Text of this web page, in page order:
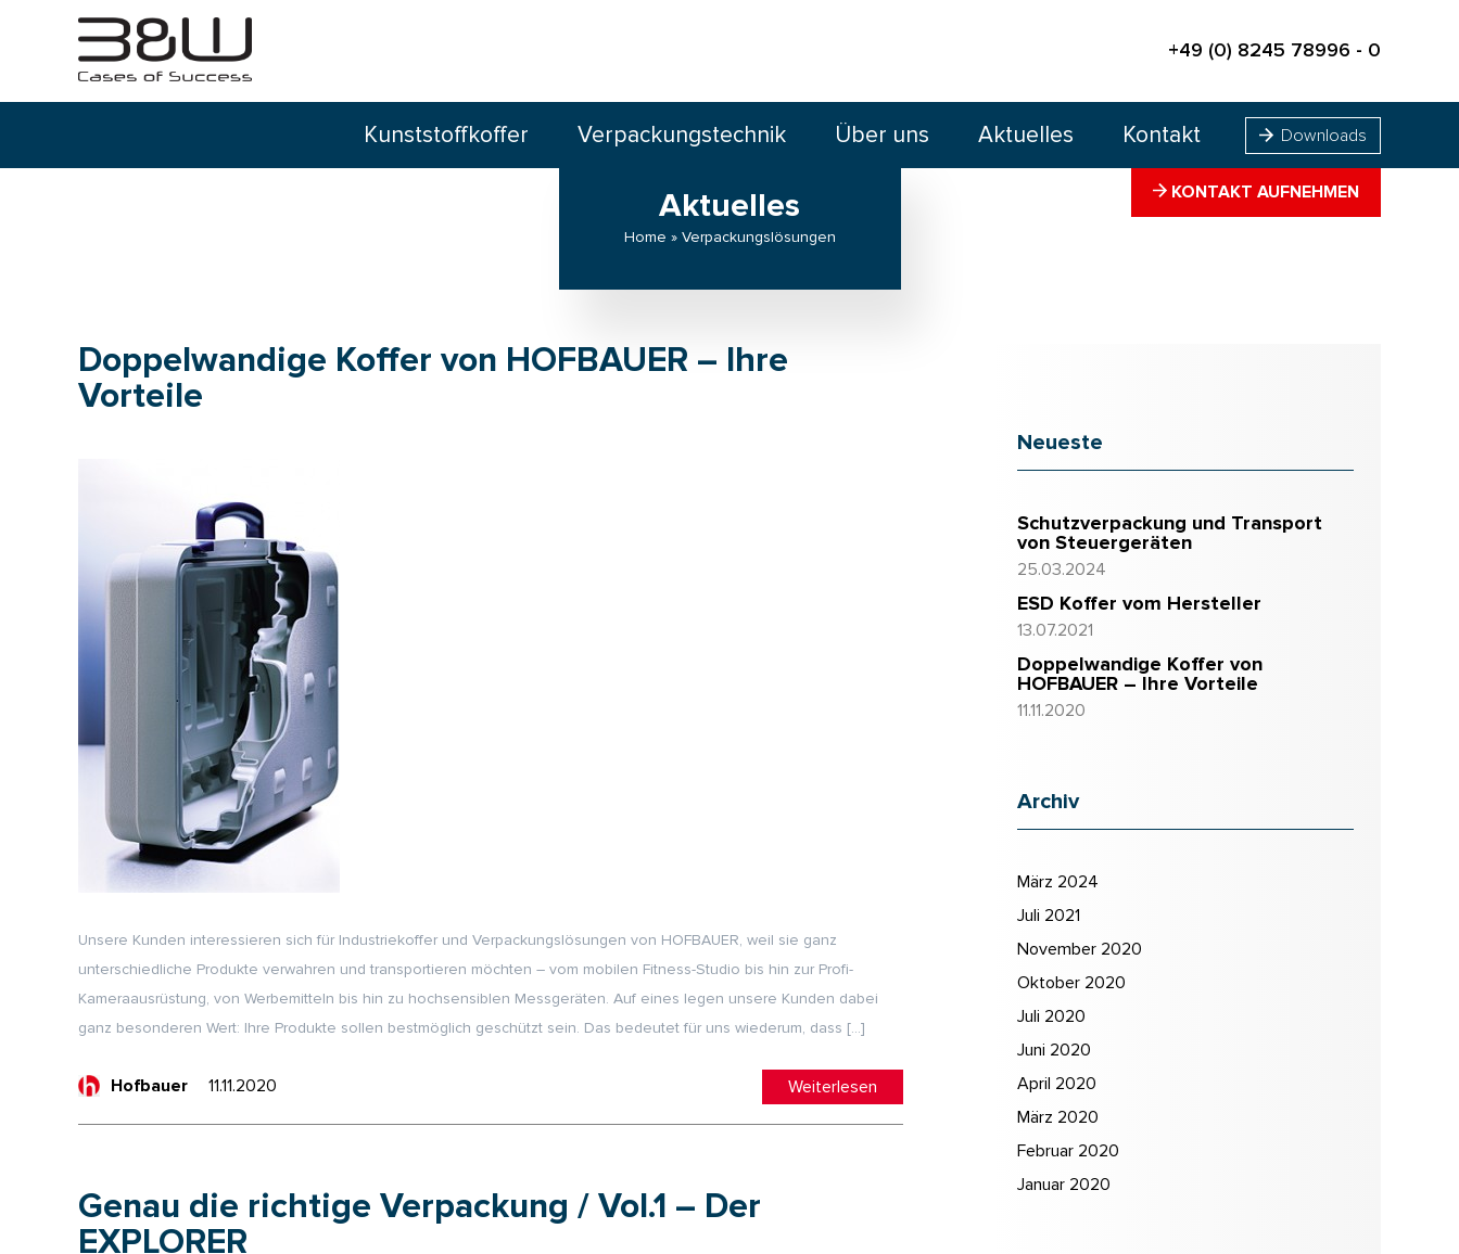
+49 (0) 8245 78996 - 0
Downloads
Kunststoffkoffer Verpackungstechnik Über uns Aktuelles Kontakt
KONTAKT AUFNEHMEN
Aktuelles
Home » Verpackungslösungen
Doppelwandige Koffer von HOFBAUER – Ihre
Vorteile
Unsere Kunden interessieren sich für Industriekoffer und Verpackungslösungen von HOFBAUER, weil sie ganz
unterschiedliche Produkte verwahren und transportieren möchten – vom mobilen Fitness-Studio bis hin zur Profi-
Kameraausrüstung, von Werbemitteln bis hin zu hochsensiblen Messgeräten. Auf eines legen unsere Kunden dabei
ganz besonderen Wert: Ihre Produkte sollen bestmöglich geschützt sein. Das bedeutet für uns wiederum, dass […]
Hofbauer 11.11.2020 Weiterlesen
Genau die richtige Verpackung / Vol.1 – Der
EXPLORER
Neueste
Schutzverpackung und Transport
von Steuergeräten
25.03.2024
ESD Koffer vom Hersteller
13.07.2021
Doppelwandige Koffer von
HOFBAUER – Ihre Vorteile
11.11.2020
Archiv
März 2024
Juli 2021
November 2020
Oktober 2020
Juli 2020
Juni 2020
April 2020
März 2020
Februar 2020
Januar 2020